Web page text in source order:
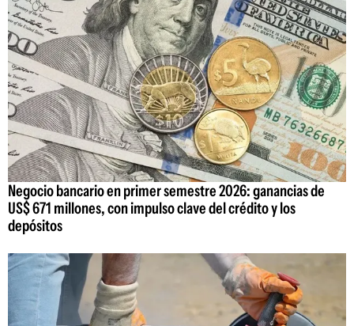
Negocio bancario en primer semestre 2026: ganancias de
US$ 671 millones, con impulso clave del crédito y los
depósitos